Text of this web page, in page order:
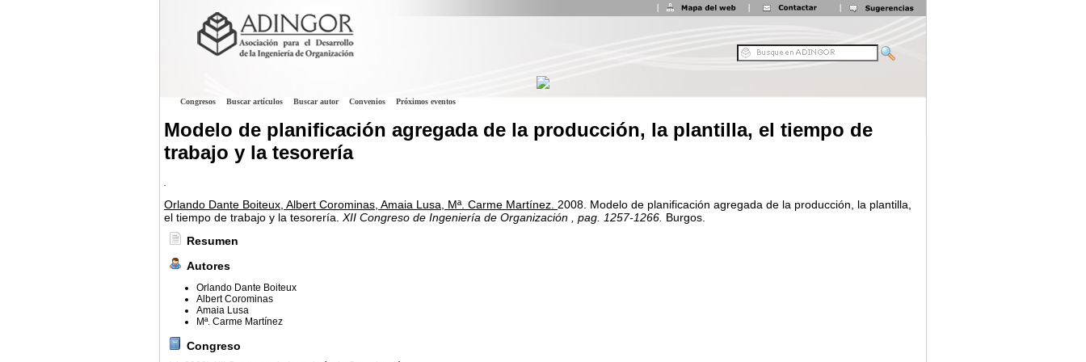
Congresos Buscar artículos Buscar autor Convenios Próximos eventos
Modelo de planificación agregada de la producción, la plantilla, el tiempo de
trabajo y la tesorería
.
Orlando Dante Boiteux, Albert Corominas, Amaia Lusa, Mª. Carme Martínez. 2008. Modelo de planificación agregada de la producción, la plantilla,
el tiempo de trabajo y la tesorería. XII Congreso de Ingeniería de Organización , pag. 1257-1266. Burgos.
Resumen
Autores
Orlando Dante Boiteux
Albert Corominas
Amaia Lusa
Mª. Carme Martínez
Congreso